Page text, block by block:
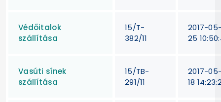
Védőitalok
szállítása
15/T-
382/11
2017-
25
Vasúti sínek
szállítása
15/TB-
291/11
2017-
18